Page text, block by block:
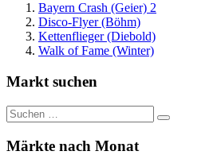
Bayern Crash (Geier) 2
Disco-Flyer (Böhm)
Kettenflieger (Diebold)
Walk of Fame (Winter)
Markt suchen
Suchen
nach:
Suchen
Märkte nach Monat